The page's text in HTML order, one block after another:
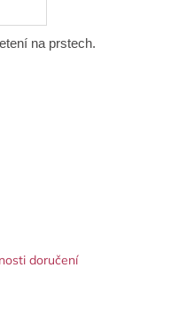
doručení
na prstech.